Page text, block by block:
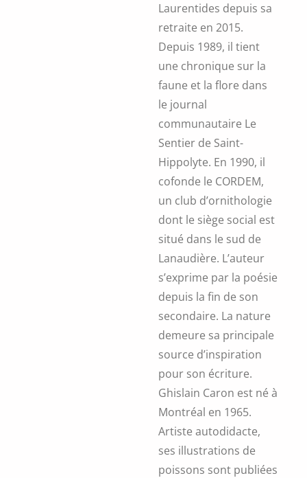
Laurentides depuis sa
retraite en 2015.
Depuis 1989, il tient
une chronique sur la
faune et la flore dans
le journal
communautaire Le
Sentier de Saint-
Hippolyte. En 1990, il
cofonde le CORDEM,
un club d’ornithologie
dont le siège social est
situé dans le sud de
Lanaudière. L’auteur
s’exprime par la poésie
depuis la fin de son
secondaire. La nature
demeure sa principale
source d’inspiration
pour son écriture.
Ghislain Caron est né à
Montréal en 1965.
Artiste autodidacte,
ses illustrations de
poissons sont publiées